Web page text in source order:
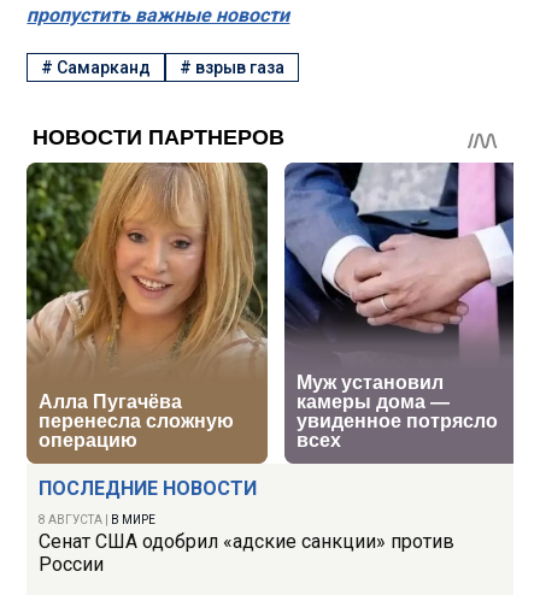
ПОСЛЕДНИЕ НОВОСТИ
8 АВГУСТА В МИРЕ
Сенат США одобрил «адские санкции» против
России
пропустить важные новости
# Самарканд # взрыв газа